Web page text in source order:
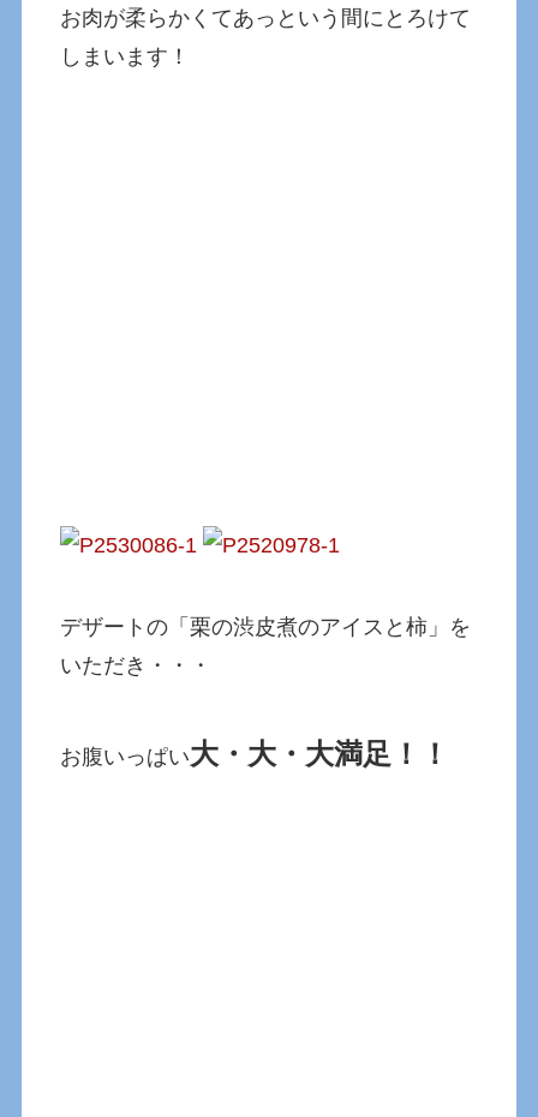
お肉が柔らかくてあっという間にとろけて
しまいます！
デザートの「栗の渋皮煮のアイスと柿」を
いただき・・・
お腹いっぱい大・大・大満足！！